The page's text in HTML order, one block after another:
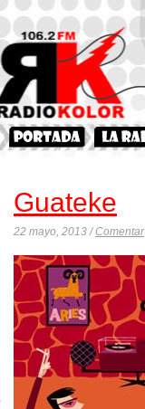
Guateke
22 mayo, 2013 /Comentar